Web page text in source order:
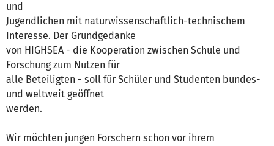
und
Jugendlichen mit naturwissenschaftlich-technischem
Interesse. Der Grundgedanke
von HIGHSEA - die Kooperation zwischen Schule und
Forschung zum Nutzen für
alle Beteiligten - soll für Schüler und Studenten bundes-
und weltweit geöffnet
werden.
Wir möchten jungen Forschern schon vor ihrem